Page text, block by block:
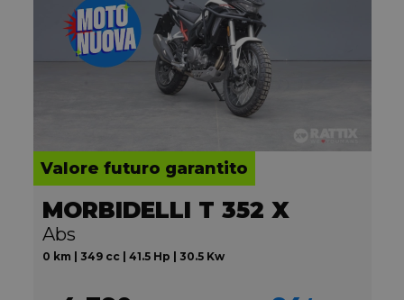
Valore futuro garantito
MORBIDELLI T 352 X
Abs
0 km | 349 cc | 41.5 Hp | 30.5 Kw